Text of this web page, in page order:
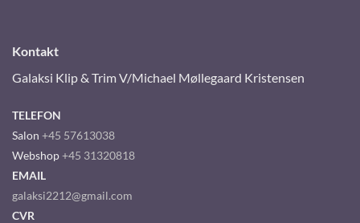
Kontakt
Galaksi Klip & Trim V/Michael Møllegaard Kristensen
TELEFON
Salon +45 57613038
Webshop+45 31320818
EMAIL
galaksi2212@gmail.com
CVR